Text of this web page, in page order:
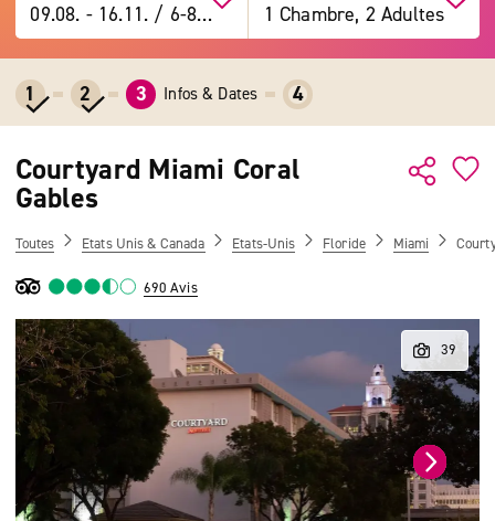
09.08. -16.11. / 6-8 jours 1 Chambre, 2 Adultes
1 2 3 Infos & Dates 4
Courtyard Miami Coral
Gables
Toutes Etats Unis & Canada Etats-Unis Floride Miami
690 Avis